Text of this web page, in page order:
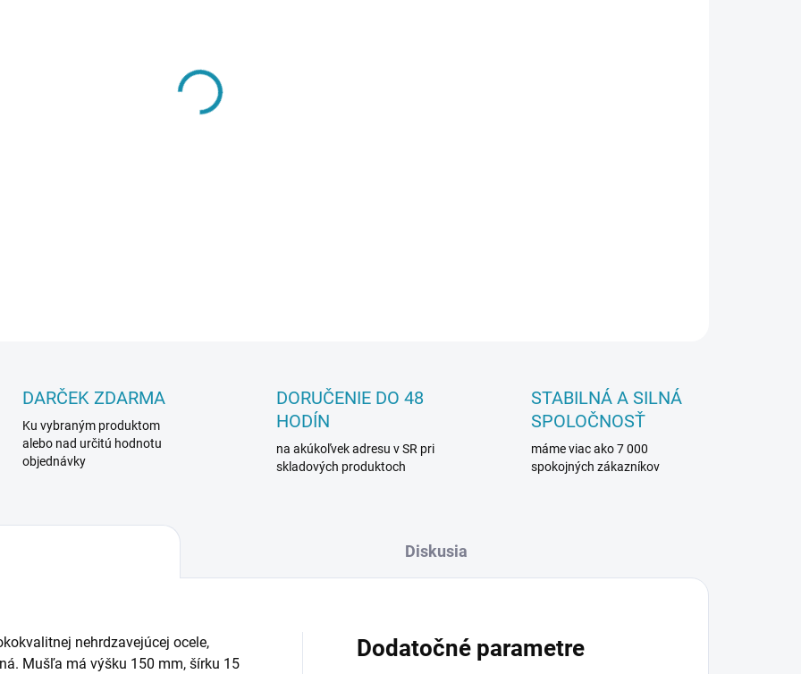
DETAILNÉ INFORMÁCIE
DARČEK ZDARMA
Ku vybraným produktom
alebo nad určitú hodnotu
objednávky
DORUČENIE DO 48
HODÍN
na akúkoľvek adresu v SR pri
skladových produktoch
STABILNÁ A SILNÁ
SPOLOČNOSŤ
máme viac ako 7 000
spokojných zákazníkov
Diskusia
nehrdzavejúcej ocele,
Mušľa má výšku 150 mm, šírku 15
Dodatočné parametre